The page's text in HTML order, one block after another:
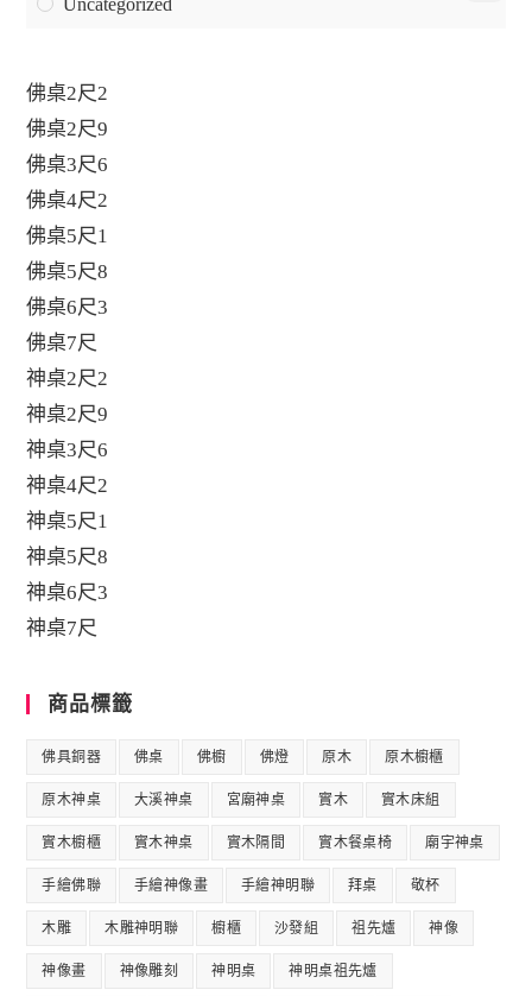
佛桌2尺2
佛桌2尺9
佛桌3尺6
佛桌4尺2
佛桌5尺1
佛桌5尺8
佛桌6尺3
佛桌7尺
神桌2尺2
神桌2尺9
神桌3尺6
神桌4尺2
神桌5尺1
神桌5尺8
神桌6尺3
神桌7尺
商品標籤
佛具銅器 佛桌 佛櫥 佛燈 原木 原木櫥櫃
原木神桌 大溪神桌 宮廟神桌 實木 實木床組
實木櫥櫃 實木神桌 實木隔間 實木餐桌椅 廟宇神桌
手繪佛聯 手繪神像畫 手繪神明聯 拜桌 敬杯
木雕 木雕神明聯 櫥櫃 沙發組 祖先爐 神像
神像畫 神像雕刻 神明桌 神明桌祖先爐